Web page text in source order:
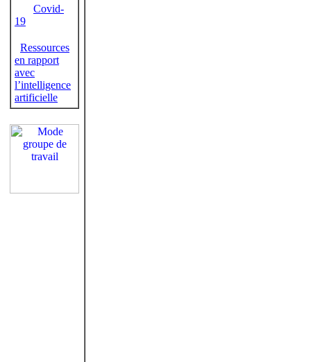
Covid-
19
Ressources
en rapport
avec
l’intelligence
artificielle